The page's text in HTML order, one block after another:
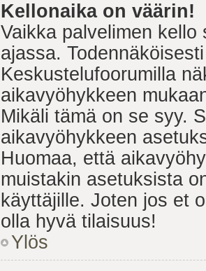
Kellonaika on väärin!
Vaikka palvelimen
ajassa.
Keskustelufoorumilla
aikavyöhykkeen
Mikäli tämä on se syy.
aikavyöhykkeen
Huomaa, että
muistakin asetuksista
käyttäjille. Joten jos et
olla hyvä tilaisuus!
Ylös